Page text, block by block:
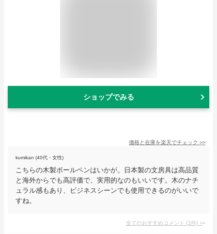
ショップでみる
価格と在庫を楽天でチェック >>
kumikan (40代・女性)
こちらの木製ボールペンはいかが。日本製の文房具は高品質
と海外からでも高評価で、実用的なのもいいです。木のナチ
ュラル感もあり、ビジネスシーンでも使用できるのがいいで
すね。
全てのおすすめコメント (1件) >